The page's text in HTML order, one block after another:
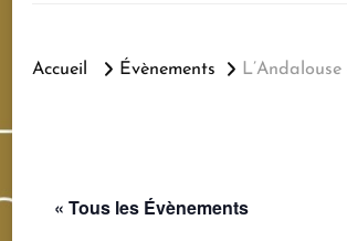
Accueil Évènements
« Tous les Évènements